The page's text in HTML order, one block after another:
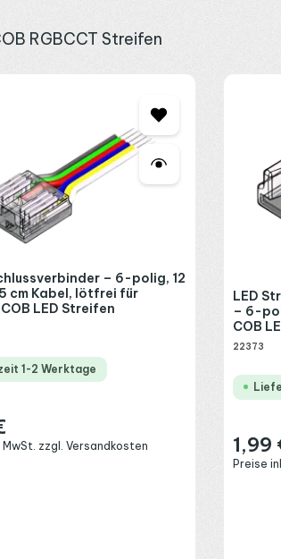
RGBCCT Streifen
– 6-polig, 12
cm Kabel, lötfrei für
COB LED Streifen
1-2 Werktage
MwSt. zzgl. Versandkosten
LED
– 6-
COB
22373
1,99
Preise